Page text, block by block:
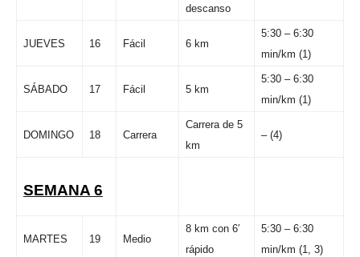
descanso
JUEVES 16 Fácil 6 km
5:30 – 6:30
min/km (1)
SÁBADO 17 Fácil 5 km
5:30 – 6:30
min/km (1)
DOMINGO 18 Carrera
Carrera de 5
km
– (4)
SEMANA 6
MARTES 19 Medio
8 km con 6′
rápido
5:30 – 6:30
min/km (1, 3)